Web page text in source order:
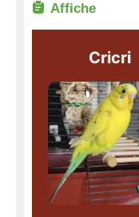
Affiche
Cricri